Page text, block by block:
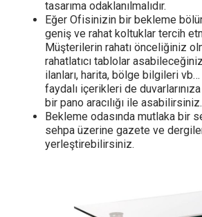
tasarıma odaklanılmalıdır.
Eğer Ofisinizin bir bekleme
geniş ve rahat koltuklar tercih
Müşterilerin rahatı önceliğiniz
rahatlatıcı tablolar
ilanları, harita, bölge bilgileri
faydalı içerikleri de
bir pano aracılığı ile asabilirsiniz.
Bekleme odasında mutlaka bir
sehpa üzerine gazete ve
yerleştirebilirsiniz.